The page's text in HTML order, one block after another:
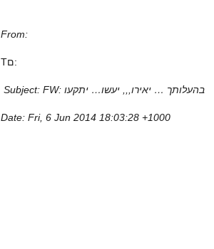
From:
Tם:
Subject: FW: בהעלותך … יאירו,,, יעשו… יתקעו
Date: Fri, 6 Jun 2014 18:03:28 +1000